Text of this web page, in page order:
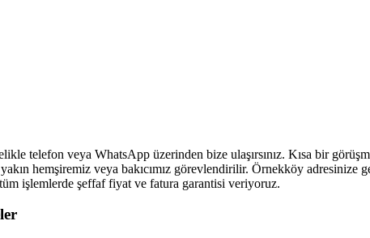
telefon veya WhatsApp üzerinden bize ulaşırsınız. Kısa bir
hemşiremiz veya bakıcımız görevlendirilir. Örnekköy adresinize
işlemlerde şeffaf fiyat ve fatura garantisi veriyoruz.